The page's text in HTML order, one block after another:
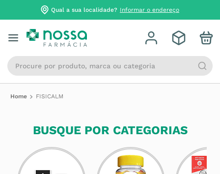
Qual a sua localidade? Informar o endereço
Procure por produto, marca ou categoria
FISICALM
BUSQUE POR CATEGORIAS